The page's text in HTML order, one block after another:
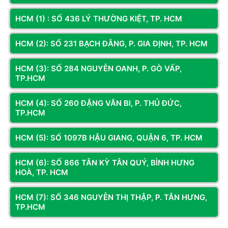
PC Đồ Họa Core I9 14900KF | 32G | 500G | RTX 3060 12G
PC Đồ Họa Core I9 14900KF | 32G | 500G | RTX 3060
12Gnày được xây dựng dành cho những game thủ cần hiệu
năng mạnh mẽ và khả năng xử lý mượt mà trong mọi tựa
game AAA. Với nền tảng phần cứng thế hệ mới, người dùng có
thể tận hưởng đồ họa chất lượng cao, tốc độ khung hình ổn
định và khả năng phản hồi nhanh trong mọi tình huống. Không
chỉ phục vụ chơi game, cấu hình này còn phù hợp cho
livestream, dựng video, làm việc đa nhiệm hoặc khai thác các
ứng dụng sáng tạo yêu cầu sức mạnh lớn.
PC Đồ Họa Đa Nhiệm Mượt Mà
Bộ PC đồ họa này cho khả năng vận hành tốt ở hầu hết các
HCM (1) : SỐ 436 LÝ THƯỜNG KIỆT, TP. HCM
HCM (2): SỐ 231 BẠCH ĐẰNG, P. GIA ĐỊNH, TP. HCM
HCM (3): SỐ 284 NGUYỄN OANH, P. GÒ VẤP,
TP.HCM
HCM (4): SỐ 260 ĐẶNG VĂN BI, P. THỦ ĐỨC,
TP.HCM
HCM (5): SỐ 1097B HẬU GIANG, QUẬN 6, TP. HCM
HCM (6): SỐ 866 TÂN KỲ TÂN QUÝ, BÌNH HƯNG
HOÀ, TP. HCM
HCM (7): SỐ 346 NGUYỄN THỊ THẬP, P. TÂN HƯNG,
TP.HCM